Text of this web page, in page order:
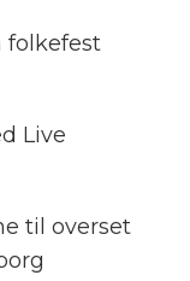
folkefest
Live
til overset